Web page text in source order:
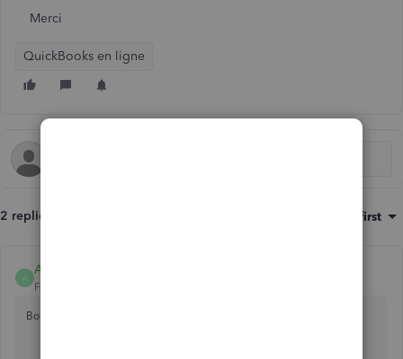
Merci
QuickBooks en ligne
2 replies Oldest first
A
Amanda-B
Forum|Forum|2 years ago
Bonjours dboisvert,